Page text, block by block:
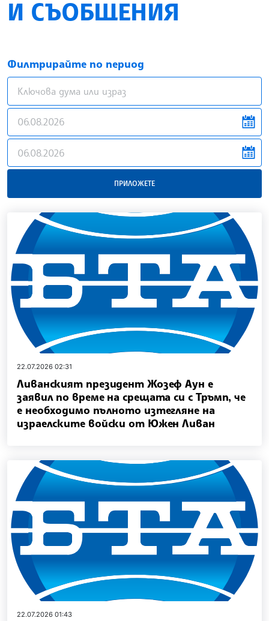
И СЪОБЩЕНИЯ
Филтрирайте по период
news.filter.from
news.filter.to
ПРИЛОЖЕТЕ
22.07.2026 02:31
Ливанският президент Жозеф Аун е
заявил по време на срещата си с Тръмп, че
е необходимо пълното изтегляне на
израелските войски от Южен Ливан
22.07.2026 01:43